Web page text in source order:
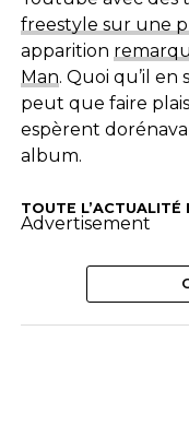
freestyle sur une
apparition
Man. Quoi qu’il
peut que faire
espèrent
album.
TOUTE L’ACTUALITÉ
Advertisement